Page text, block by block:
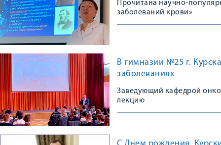
Прочитана научно-
заболеваний крови»
В гимназии №25 г.
заболеваниях
Заведующий кафедрой
лекцию